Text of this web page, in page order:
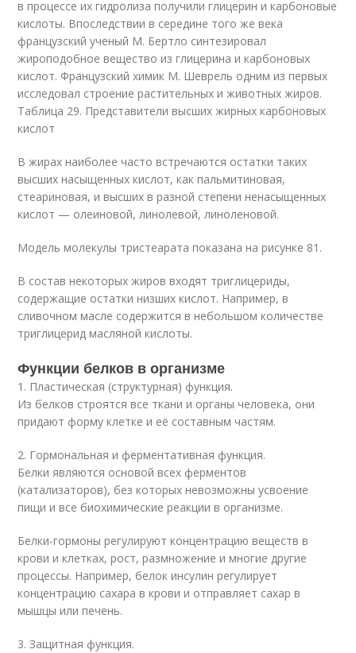
в процессе их гидролиза получили глицерин и карбоновые
кислоты. Впоследствии в середине того же века
французский ученый М. Бертло синтезировал
жироподобное вещество из глицерина и карбоновых
кислот. Французский химик М. Шеврель одним из первых
исследовал строение растительных и животных жиров.
Таблица 29. Представители высших жирных карбоновых
кислот
В жирах наиболее часто встречаются остатки таких
высших насыщенных кислот, как пальмитиновая,
стеариновая, и высших в разной степени ненасыщенных
кислот — олеиновой, линолевой, линоленовой.
Модель молекулы тристеарата показана на рисунке 81.
В состав некоторых жиров входят триглицериды,
содержащие остатки низших кислот. Например, в
сливочном масле содержится в небольшом количестве
триглицерид масляной кислоты.
Функции белков в организме
1. Пластическая (структурная) функция.
Из белков строятся все ткани и органы человека, они
придают форму клетке и её составным частям.
2. Гормональная и ферментативная функция.
Белки являются основой всех ферментов
(катализаторов), без которых невозможны усвоение
пищи и все биохимические реакции в организме.
Белки-гормоны регулируют концентрацию веществ в
крови и клетках, рост, размножение и многие другие
процессы. Например, белок инсулин регулирует
концентрацию сахара в крови и отправляет сахар в
мышцы или печень.
3. Защитная функция.